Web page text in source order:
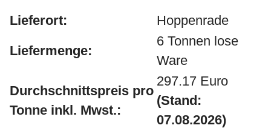
Lieferort:
Hoppenrade
Liefermenge:
6 Tonnen lose
Ware
Durchschnittspreis pro
Tonne inkl. Mwst.:
297.17 Euro
(Stand:
07.08.2026)